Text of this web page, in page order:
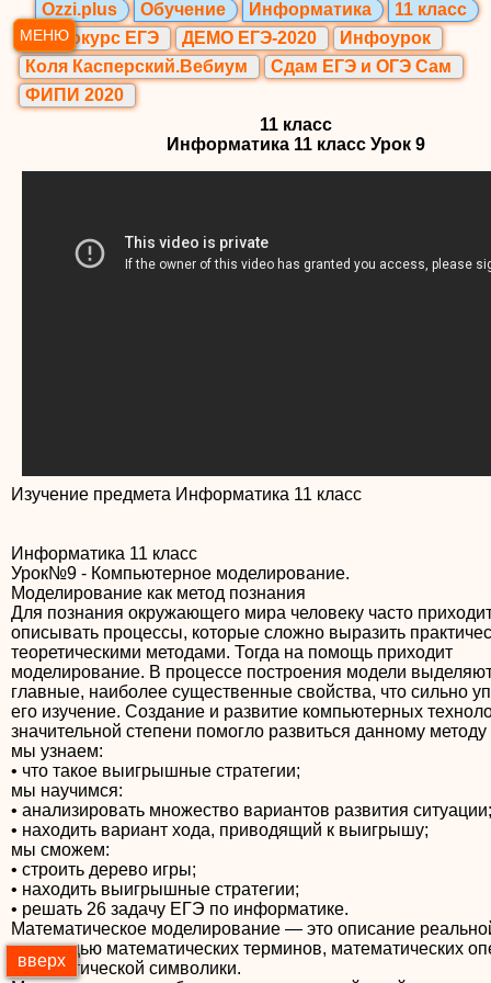
МЕНЮ
Ozzi.plus Обучение Информатика
11 класс
Видеокурс ЕГЭ
ДЕМО ЕГЭ-2020
Инфоурок
Коля Касперский.Вебиум
Сдам ЕГЭ и ОГЭ Сам
ФИПИ 2020
11 класс
Информатика 11 класс Урок 9
Изучение предмета Информатика 11 класс
Информатика 11 класс
Урок№9 - Компьютерное моделирование.
Моделирование как метод познания
Для познания окружающего мира человеку часто
описывать процессы, которые сложно выразить
теоретическими методами. Тогда на помощь приходит
моделирование. В процессе построения модели
главные, наиболее существенные свойства, что сильно
его изучение. Создание и развитие компьютерных
значительной степени помогло развиться данному
мы узнаем:
• что такое выигрышные стратегии;
мы научимся:
• анализировать множество вариантов развития ситуации;
• находить вариант хода, приводящий к выигрышу;
мы сможем:
• строить дерево игры;
• находить выигрышные стратегии;
• решать 26 задачу ЕГЭ по информатике.
Математическое моделирование — это описание
с помощью математических терминов, математических
математической символики.
вверх